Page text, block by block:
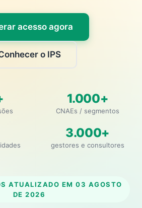
acesso agora
o IPS
1.000+
CNAEs / segmentos
3.000+
gestores e consultores
ATUALIZADO EM 03 AGOSTO
DE 2026